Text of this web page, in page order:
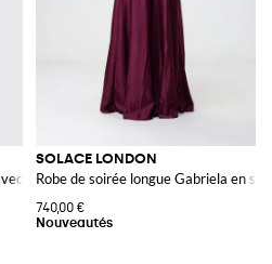
bustier corset et traîne
SOLACE LONDON
Robe de soirée longue Gabriela en
740,00 €